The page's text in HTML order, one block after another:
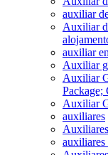
auxiliar
Auxiliar
auxiliar
Auxiliar
Auxiliar
Package;
Auxiliar
auxiliares
auxiliares